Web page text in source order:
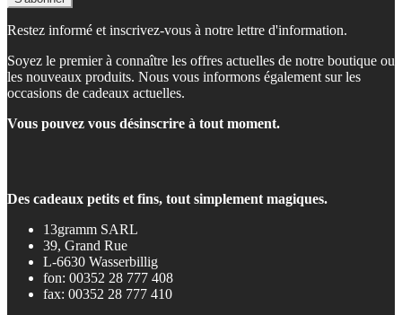
Restez informé et inscrivez-vous à notre lettre d'information.
Soyez le premier à connaître les offres actuelles de notre boutique ou
les nouveaux produits. Nous vous informons également sur les
occasions de cadeaux actuelles.
Vous pouvez vous désinscrire à tout moment.
Des cadeaux petits et fins, tout simplement magiques.
13gramm SARL
39, Grand Rue
L-6630 Wasserbillig
fon: 00352 28 777 408
fax: 00352 28 777 410